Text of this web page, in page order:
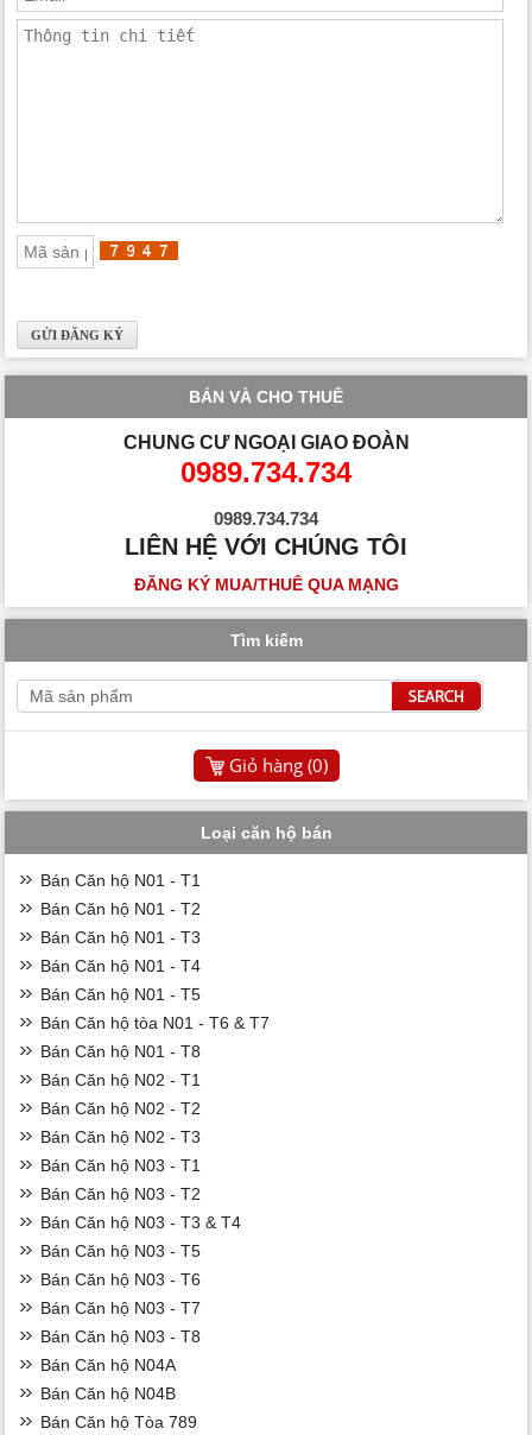
BÁN VÀ CHO THUÊ
CHUNG CƯ NGOẠI GIAO ĐOÀN
0989.734.734
0989.734.734
LIÊN HỆ VỚI CHÚNG TÔI
ĐĂNG KÝ MUA/THUÊ QUA MẠNG
Tìm kiếm
Giỏ hàng (0)
Loại căn hộ bán
Bán Căn hộ N01 - T1
Bán Căn hộ N01 - T2
Bán Căn hộ N01 - T3
Bán Căn hộ N01 - T4
Bán Căn hộ N01 - T5
Bán Căn hộ tòa N01 - T6 & T7
Bán Căn hộ N01 - T8
Bán Căn hộ N02 - T1
Bán Căn hộ N02 - T2
Bán Căn hộ N02 - T3
Bán Căn hộ N03 - T1
Bán Căn hộ N03 - T2
Bán Căn hộ N03 - T3 & T4
Bán Căn hộ N03 - T5
Bán Căn hộ N03 - T6
Bán Căn hộ N03 - T7
Bán Căn hộ N03 - T8
Bán Căn hộ N04A
Bán Căn hộ N04B
Bán Căn hộ Tòa 789